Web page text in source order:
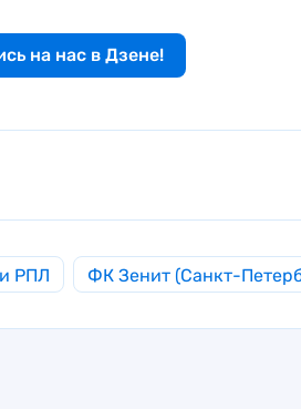
на нас в Дзене!
РПЛ ФК Зенит (Санкт-